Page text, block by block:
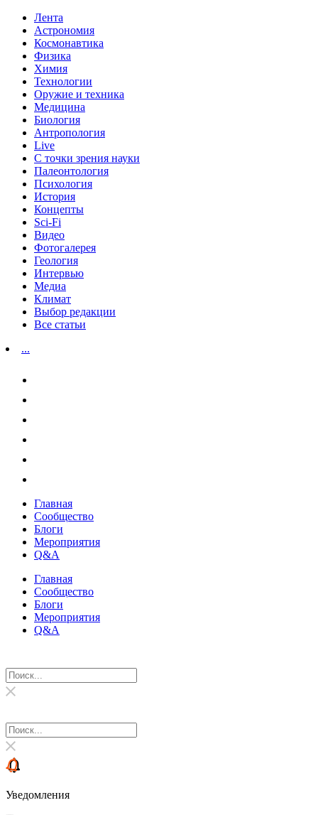
Лента
Астрономия
Космонавтика
Физика
Химия
Технологии
Оружие и техника
Медицина
Биология
Антропология
Live
С точки зрения науки
Палеонтология
Психология
История
Концепты
Sci-Fi
Видео
Фотогалерея
Геология
Интервью
Медиа
Климат
Выбор редакции
Все статьи
...
Главная
Сообщество
Блоги
Мероприятия
Q&A
Главная
Сообщество
Блоги
Мероприятия
Q&A
Уведомления